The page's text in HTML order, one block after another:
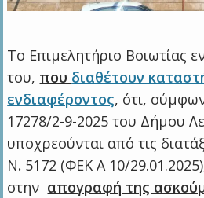
Το Επιμελητήριο Βοιωτίας
του, που διαθέτουν
ενδιαφέροντος, ότι,
17278/2-9-2025 του Δήμου
υποχρεούνται από τις
Ν. 5172 (ΦΕΚ Α 10/
στην απογραφή της